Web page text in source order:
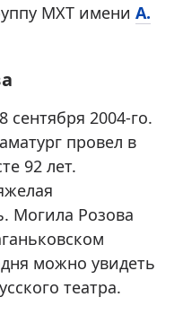
МХТ имени А.
сентября 2004-го.
провел в
92 лет.
Могила Розова
можно увидеть
театра.